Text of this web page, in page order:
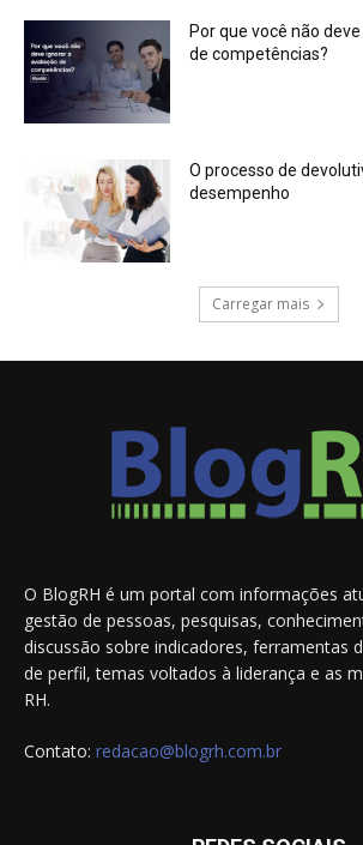
Por que você não
de competências?
O processo de
desempenho
Carregar mais
O BlogRH é um portal com informações
gestão de pessoas, pesquisas,
discussão sobre indicadores, ferramentas
de perfil, temas voltados à liderança e as
RH.
Contato: redacao@blogrh.com.br